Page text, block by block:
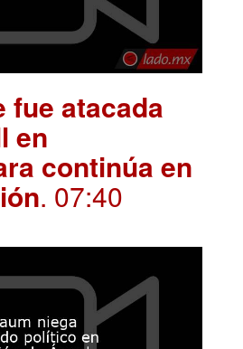
fue atacada
en
continúa en
. 07:40